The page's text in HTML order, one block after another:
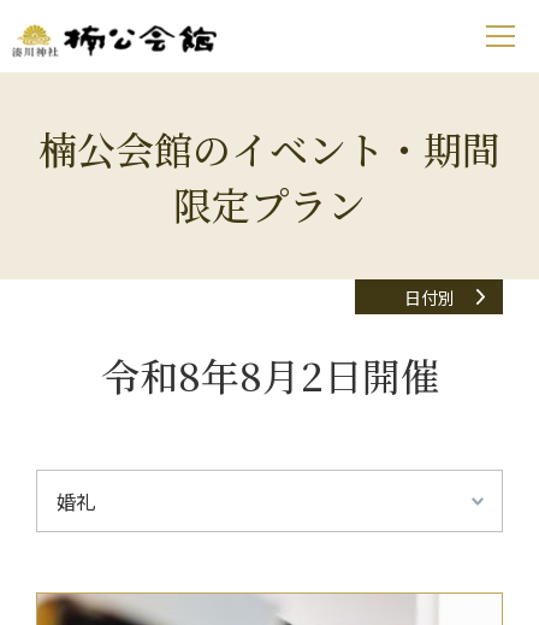
楠公会館のイベント・期間
限定プラン
日付別
令和8年8月2日開催